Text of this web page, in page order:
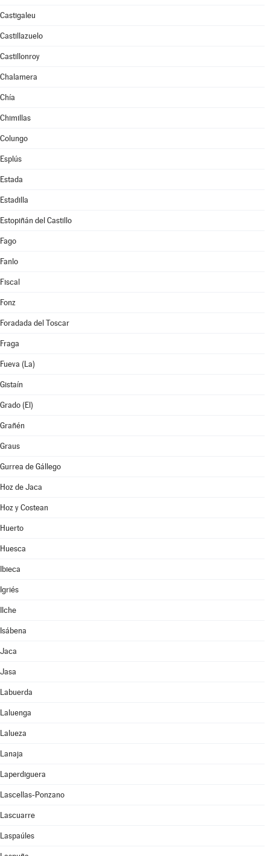
Castigaleu
Castillazuelo
Castillonroy
Chalamera
Chía
Chimillas
Colungo
Esplús
Estada
Estadilla
Estopiñán del Castillo
Fago
Fanlo
Fiscal
Fonz
Foradada del Toscar
Fraga
Fueva (La)
Gistaín
Grado (El)
Grañén
Graus
Gurrea de Gállego
Hoz de Jaca
Hoz y Costean
Huerto
Huesca
Ibieca
Igriés
Ilche
Isábena
Jaca
Jasa
Labuerda
Laluenga
Lalueza
Lanaja
Laperdiguera
Lascellas-Ponzano
Lascuarre
Laspaúles